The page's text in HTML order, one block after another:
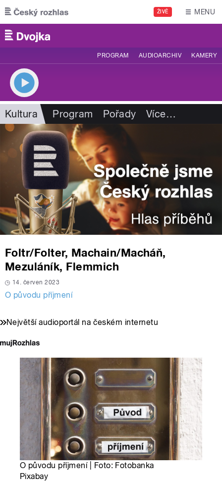
Přejít k hlavnímu obsahu
ŽIVĚ MENU
PROGRAM AUDIOARCHIV KAMERY
Kultura Program Pořady Více…
Foltr/Folter, Machain/Macháň,
Mezuláník, Flemmich
14. červen 2023
O původu příjmení
Největší audioportál na českém internetu
O původu příjmení | Foto: Fotobanka
Pixabay